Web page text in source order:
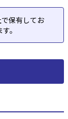
保有してお
。